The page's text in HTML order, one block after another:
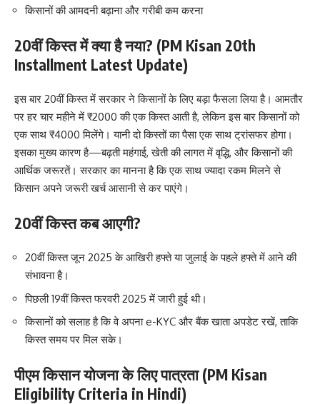
किसानों की आमदनी बढ़ाना और गरीबी कम करना
20वीं किस्त में क्या है नया? (PM Kisan 20th
Installment Latest Update)
इस बार 20वीं किस्त में सरकार ने किसानों के लिए बड़ा फैसला लिया है। आमतौर
पर हर चार महीने में ₹2000 की एक किस्त आती है, लेकिन इस बार किसानों को
एक साथ ₹4000 मिलेंगे। यानी दो किस्तों का पैसा एक साथ ट्रांसफर होगा।
इसका मुख्य कारण है—बढ़ती महंगाई, खेती की लागत में वृद्धि, और किसानों की
आर्थिक जरूरतें। सरकार का मानना है कि एक साथ ज्यादा रकम मिलने से
किसान अपने जरूरी खर्च आसानी से कर पाएंगे।
20वीं किस्त कब आएगी?
20वीं किस्त जून 2025 के आखिरी हफ्ते या जुलाई के पहले हफ्ते में आने की
संभावना है।
पिछली 19वीं किस्त फरवरी 2025 में जारी हुई थी।
किसानों को सलाह है कि वे अपना e-KYC और बैंक खाता अपडेट रखें, ताकि
किस्त समय पर मिल सके।
पीएम किसान योजना के लिए पात्रता (PM Kisan
Eligibility Criteria in Hindi)